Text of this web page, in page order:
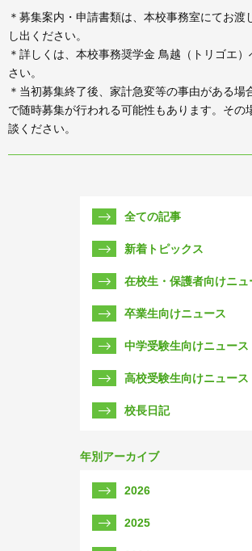
＊募集案内・申請書類は、本校事務室にてお渡
し出ください。
＊詳しくは、本校事務奨学金 鳥越（トリゴエ
さい。
＊当初募集終了後、家計急変等の事由がある場
で随時募集が行われる可能性もあります。その
談ください。
全ての記事
新着トピックス
在校生・保護者向けニュ
卒業生向けニュース
中学受験生向けニュース
高校受験生向けニュース
校長日記
年別アーカイブ
2026
2025